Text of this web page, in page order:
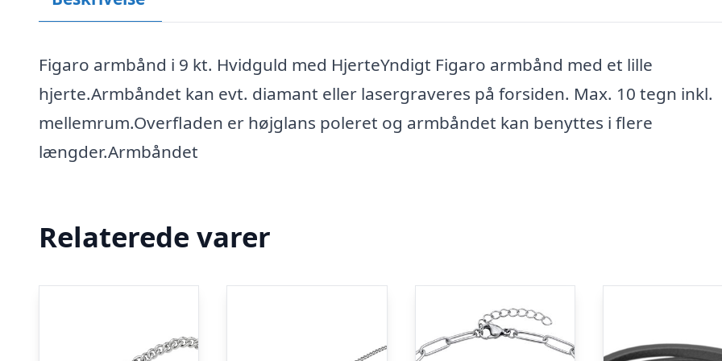
Figaro armbånd i 9 kt. Hvidguld med HjerteYndigt Figaro armbånd med et lille
hjerte.Armbåndet kan evt. diamant eller lasergraveres på forsiden. Max. 10 tegn inkl.
mellemrum.Overfladen er højglans poleret og armbåndet kan benyttes i flere
længder.Armbåndet
Relaterede varer